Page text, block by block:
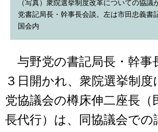
（写真）衆院選挙制度改革についての協議
党書記局長・幹事長会談。左は市田忠義書
国会内
与野党の書記局長・幹事
３日開かれ、衆院選挙制度
党協議会の樽床伸二座長（
長代行）は、同協議会での